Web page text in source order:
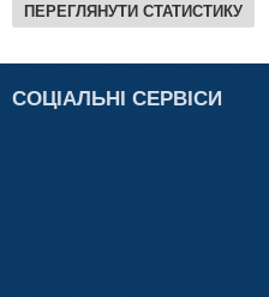
ПЕРЕГЛЯНУТИ СТАТИСТИКУ
СОЦІАЛЬНІ СЕРВІСИ